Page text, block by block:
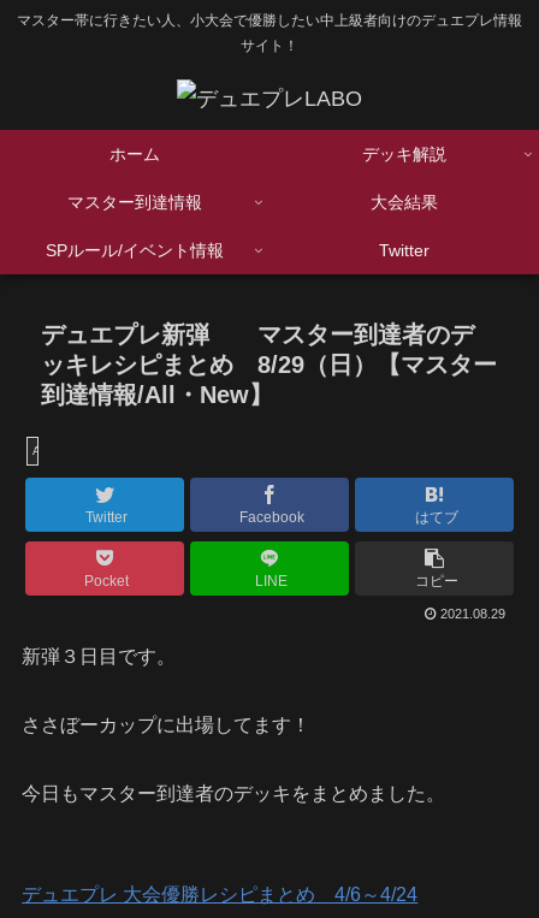
マスター帯に行きたい人、小大会で優勝したい中上級者向けのデュエプレ情報
サイト！
ホーム デッキ解説
マスター到達情報 大会結果
SPルール/イベント情報 Twitter
デュエプレ新弾 マスター到達者のデ
ッキレシピまとめ 8/29（日）【マスター
到達情報/All・New】
All Division
Twitter Facebook はてブ
Pocket LINE コピー
2021.08.29
新弾３日目です。
ささぼーカップに出場してます！
今日もマスター到達者のデッキをまとめました。
デュエプレ 大会優勝レシピまとめ 4/6～4/24